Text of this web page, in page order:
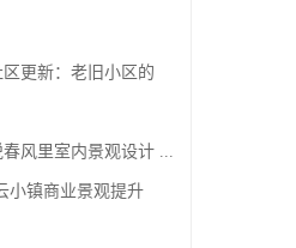
更新：老旧小区的
风里室内景观设计 ...
小镇商业景观提升